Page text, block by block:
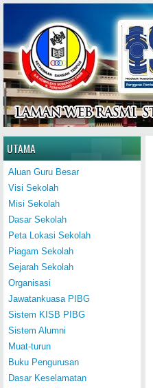
Home
UTAMA
Aluan Guru Besar
Visi Sekolah
Misi Sekolah
Dasar Sekolah
Peta Lokasi Sekolah
Piagam Sekolah
Sejarah Sekolah
Organisasi
Jawatankuasa PIBG
Sistem KISB PIBG
Sistem Alumni
Muat-turun
Buku Pengurusan
Dasar Keselamatan